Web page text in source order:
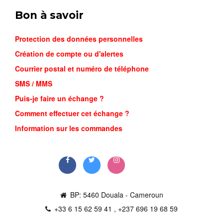
AIR MAX ...
23,000FCFA
Bon à savoir
Protection des données personnelles
Création de compte ou d'alertes
Courrier postal et numéro de téléphone
SMS / MMS
Puis-je faire un échange ?
Comment effectuer cet échange ?
Information sur les commandes
BP: 5460 Douala - Cameroun
+33 6 15 62 59 41 , +237 696 19 68 59